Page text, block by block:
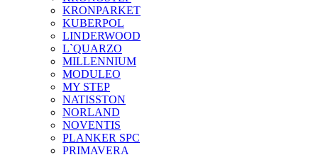
KRONPARKET
KUBERPOL
LINDERWOOD
L`QUARZO
MILLENNIUM
MODULEO
MY STEP
NATISSTON
NORLAND
NOVENTIS
PLANKER SPC
PRIMAVERA